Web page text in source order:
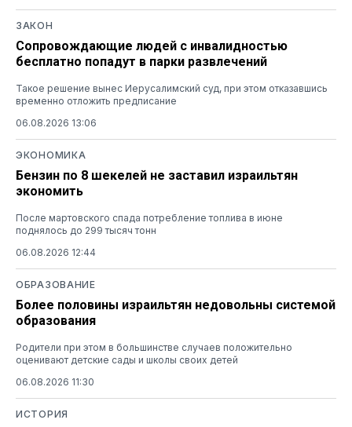
ЗАКОН
Сопровождающие людей с инвалидностью
бесплатно попадут в парки развлечений
Такое решение вынес Иерусалимский суд, при этом отказавшись
временно отложить предписание
06.08.2026 13:06
ЭКОНОМИКА
Бензин по 8 шекелей не заставил израильтян
экономить
После мартовского спада потребление топлива в июне
поднялось до 299 тысяч тонн
06.08.2026 12:44
ОБРАЗОВАНИЕ
Более половины израильтян недовольны системой
образования
Родители при этом в большинстве случаев положительно
оценивают детские сады и школы своих детей
06.08.2026 11:30
ИСТОРИЯ